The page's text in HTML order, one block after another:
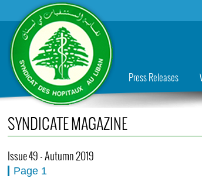
Press Releases
SYNDICATE MAGAZINE
Issue 49 - Autumn 2019
Page 1